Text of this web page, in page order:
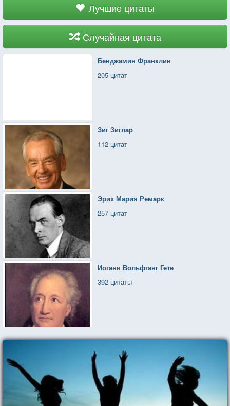
Лучшие цитаты
Случайная цитата
Бенджамин Франклин
205 цитат
Зиг Зиглар
112 цитат
Эрих Мария Ремарк
257 цитат
Иоганн Вольфганг Гете
392 цитаты